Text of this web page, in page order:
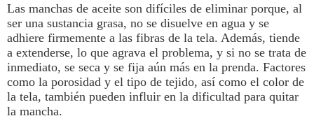
Las manchas de aceite son difíciles de eliminar porque, al
ser una sustancia grasa, no se disuelve en agua y se
adhiere firmemente a las fibras de la tela. Además, tiende
a extenderse, lo que agrava el problema, y si no se trata de
inmediato, se seca y se fija aún más en la prenda. Factores
como la porosidad y el tipo de tejido, así como el color de
la tela, también pueden influir en la dificultad para quitar
la mancha.